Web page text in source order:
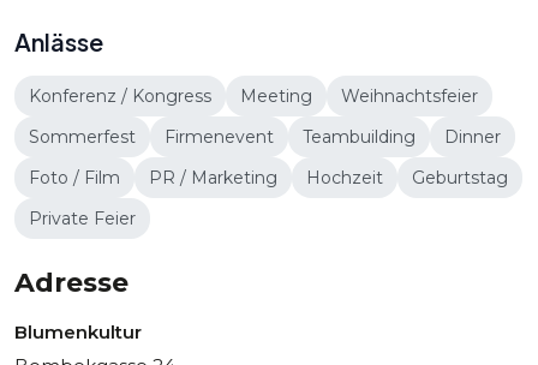
Anlässe
Konferenz / Kongress Meeting
Weihnachtsfeier
Sommerfest
Firmenevent Teambuilding
Dinner
Foto / Film
PR / Marketing Hochzeit
Geburtstag
Private Feier
Adresse
Blumenkultur